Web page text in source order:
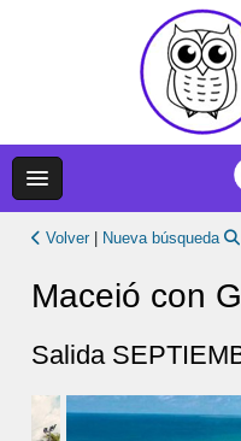
Volver| Nueva búsqueda
Maceió con
Salida